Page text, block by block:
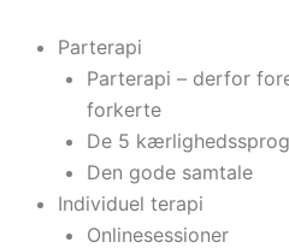
indholdet
Parterapi
Parterapi – derfor
forkerte
De 5 kærlighedssprog
Den gode samtale
Individuel terapi
Onlinesessioner